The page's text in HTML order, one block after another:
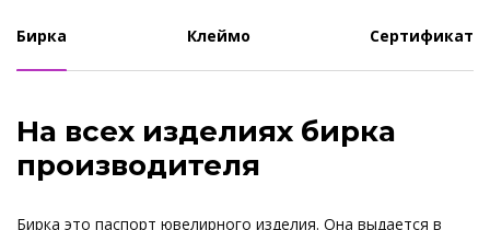
Бирка Клеймо Сертификат
На всех изделиях бирка
производителя
Бирка это паспорт ювелирного изделия. Она выдается в